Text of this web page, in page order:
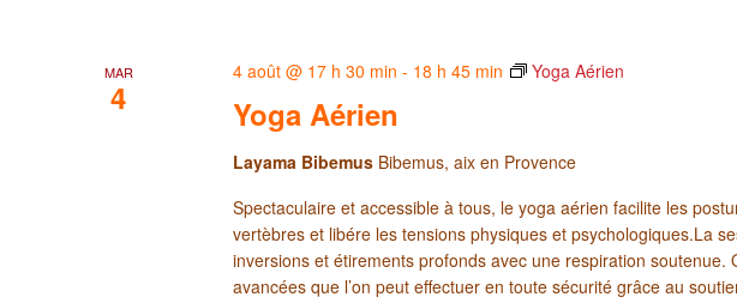
MAR
4 Yoga Aérien
4 août @ 17 h 30 min - 18 h 45 min Yoga Aérien
Layama Bibemus Bibemus, aix en Provence
Spectaculaire et accessible à tous, le yoga aérien facilite les
vertèbres et libére les tensions physiques et psychologiques.La
inversions et étirements profonds avec une respiration soutenue.
avancées que l’on peut effectuer en toute sécurité grâce au